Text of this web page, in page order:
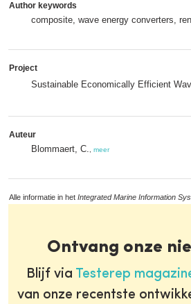
Author keywords
composite, wave energy converters,
Project
Sustainable Economically Efficient
Auteur
Blommaert, C. meer
Alle informatie in het Integrated Marine Information
Ontvang onze
Blijf via Testerep
van onze recentste